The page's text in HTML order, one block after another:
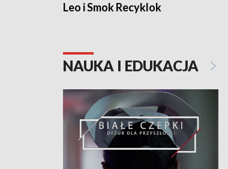
Leo i Smok Recyklok
NAUKA I EDUKACJA